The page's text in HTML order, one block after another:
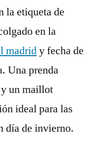
la etiqueta de
en la
madridy fecha de
Una prenda
un maillot
ideal para las
día de invierno.